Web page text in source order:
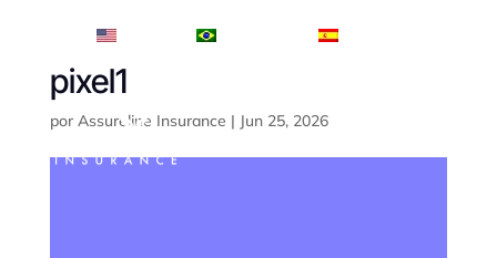
pixel1
por Assureline Insurance | Jun 25, 2026